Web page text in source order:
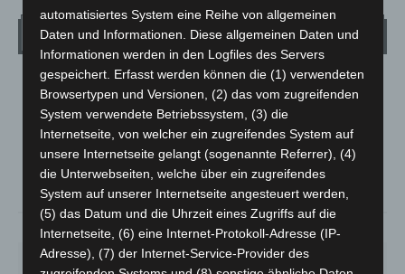
Wetter
LANGENHAGEN
Überwiegend Bewölkt
23.5° 24.5°
22.2°
53% 1.3m/s
MO. DI. MI. DO.
automatisiertes System eine Reihe von allgemeinen
Daten und Informationen. Diese allgemeinen Daten und
Informationen werden in den Logfiles des Servers
gespeichert. Erfasst werden können die (1) verwendeten
Browsertypen und Versionen, (2) das vom zugreifenden
System verwendete Betriebssystem, (3) die
Internetseite, von welcher ein zugreifendes System auf
unsere Internetseite gelangt (sogenannte Referrer), (4)
die Unterwebseiten, welche über ein zugreifendes
System auf unserer Internetseite angesteuert werden,
(5) das Datum und die Uhrzeit eines Zugriffs auf die
Internetseite, (6) eine Internet-Protokoll-Adresse (IP-
Adresse), (7) der Internet-Service-Provider des